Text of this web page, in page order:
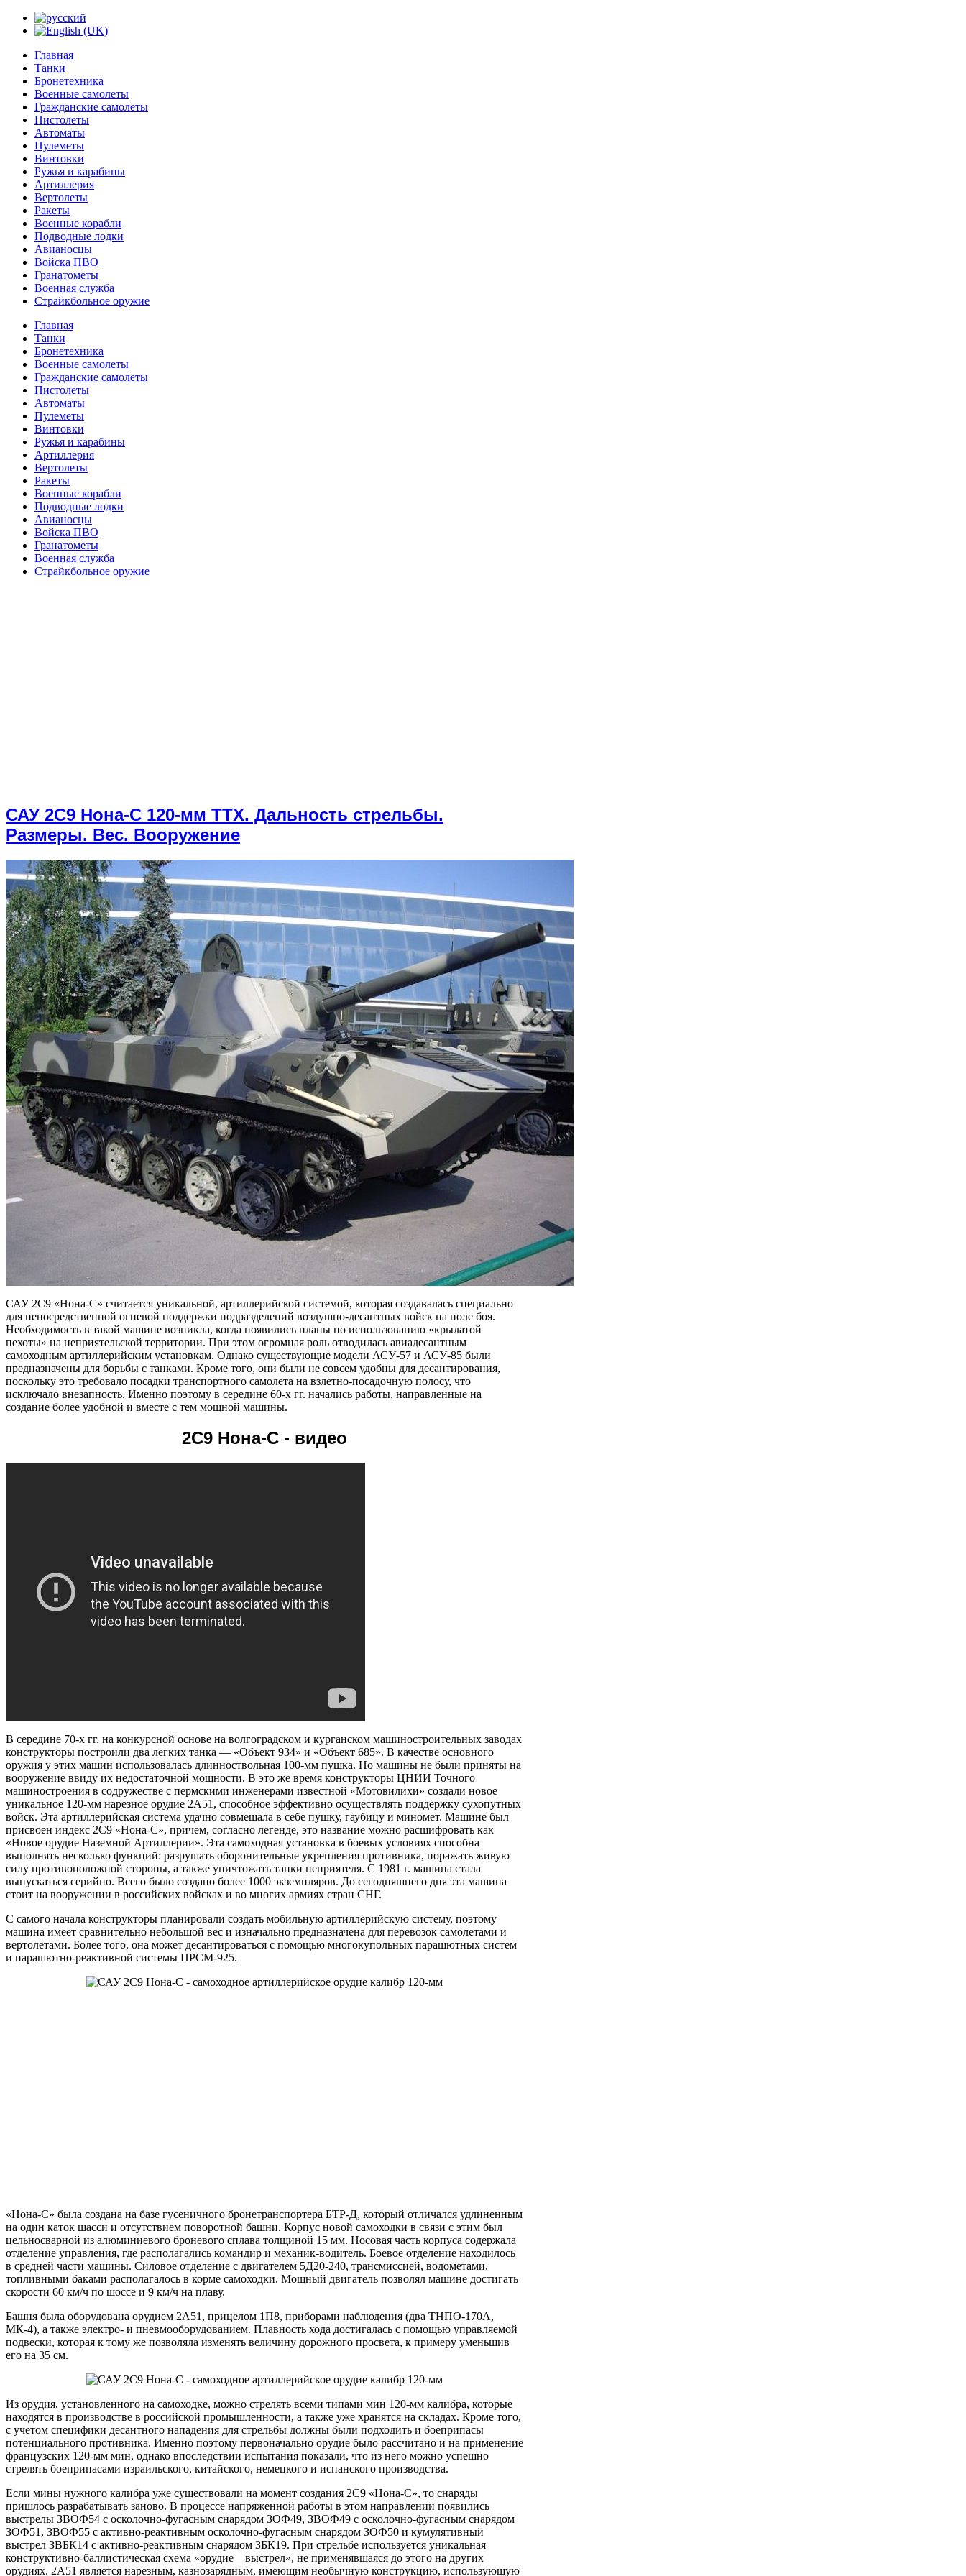
Главная
Танки
Бронетехника
Военные самолеты
Гражданские самолеты
Пистолеты
Автоматы
Пулеметы
Винтовки
Ружья и карабины
Артиллерия
Вертолеты
Ракеты
Военные корабли
Подводные лодки
Авианосцы
Войска ПВО
Гранатометы
Военная служба
Страйкбольное оружие
Главная
Танки
Бронетехника
Военные самолеты
Гражданские самолеты
Пистолеты
Автоматы
Пулеметы
Винтовки
Ружья и карабины
Артиллерия
Вертолеты
Ракеты
Военные корабли
Подводные лодки
Авианосцы
Войска ПВО
Гранатометы
Военная служба
Страйкбольное оружие
САУ 2С9 Нона-С 120-мм ТТХ. Дальность стрельбы.
Размеры. Вес. Вооружение
САУ 2С9 «Нона-С» считается уникальной, артиллерийской системой, которая создавалась специально
для непосредственной огневой поддержки подразделений воздушно-десантных войск на поле боя.
Необходимость в такой машине возникла, когда появились планы по использованию «крылатой
пехоты» на неприятельской территории. При этом огромная роль отводилась авиадесантным
самоходным артиллерийским установкам. Однако существующие модели АСУ-57 и АСУ-85 были
предназначены для борьбы с танками. Кроме того, они были не совсем удобны для десантирования,
поскольку это требовало посадки транспортного самолета на взлетно-посадочную полосу, что
исключало внезапность. Именно поэтому в середине 60-х гг. начались работы, направленные на
создание более удобной и вместе с тем мощной машины.
2С9 Нона-С - видео
В середине 70-х гг. на конкурсной основе на волгоградском и курганском машиностроительных заводах
конструкторы построили два легких танка — «Объект 934» и «Объект 685». В качестве основного
оружия у этих машин использовалась длинноствольная 100-мм пушка. Но машины не были приняты на
вооружение ввиду их недостаточной мощности. В это же время конструкторы ЦНИИ Точного
машиностроения в содружестве с пермскими инженерами известной «Мотовилихи» создали новое
уникальное 120-мм нарезное орудие 2А51, способное эффективно осуществлять поддержку сухопутных
войск. Эта артиллерийская система удачно совмещала в себе пушку, гаубицу и миномет. Машине был
присвоен индекс 2С9 «Нона-С», причем, согласно легенде, это название можно расшифровать как
«Новое орудие Наземной Артиллерии». Эта самоходная установка в боевых условиях способна
выполнять несколько функций: разрушать оборонительные укрепления противника, поражать живую
силу противоположной стороны, а также уничтожать танки неприятеля. С 1981 г. машина стала
выпускаться серийно. Всего было создано более 1000 экземпляров. До сегодняшнего дня эта машина
стоит на вооружении в российских войсках и во многих армиях стран СНГ.
С самого начала конструкторы планировали создать мобильную артиллерийскую систему, поэтому
машина имеет сравнительно небольшой вес и изначально предназначена для перевозок самолетами и
вертолетами. Более того, она может десантироваться с помощью многокупольных парашютных систем
и парашютно-реактивной системы ПРСМ-925.
«Нона-С» была создана на базе гусеничного бронетранспортера БТР-Д, который отличался удлиненным
на один каток шасси и отсутствием поворотной башни. Корпус новой самоходки в связи с этим был
цельносварной из алюминиевого броневого сплава толщиной 15 мм. Носовая часть корпуса содержала
отделение управления, где располагались командир и механик-водитель. Боевое отделение находилось
в средней части машины. Силовое отделение с двигателем 5Д20-240, трансмиссией, водометами,
топливными баками располагалось в корме самоходки. Мощный двигатель позволял машине достигать
скорости 60 км/ч по шоссе и 9 км/ч на плаву.
Башня была оборудована орудием 2А51, прицелом 1П8, приборами наблюдения (два ТНПО-170А,
МК-4), а также электро- и пневмооборудованием. Плавность хода достигалась с помощью управляемой
подвески, которая к тому же позволяла изменять величину дорожного просвета, к примеру уменьшив
его на 35 см.
Из орудия, установленного на самоходке, можно стрелять всеми типами мин 120-мм калибра, которые
находятся в производстве в российской промышленности, а также уже хранятся на складах. Кроме того,
с учетом специфики десантного нападения для стрельбы должны были подходить и боеприпасы
потенциального противника. Именно поэтому первоначально орудие было рассчитано и на применение
французских 120-мм мин, однако впоследствии испытания показали, что из него можно успешно
стрелять боеприпасами израильского, китайского, немецкого и испанского производства.
Если мины нужного калибра уже существовали на момент создания 2С9 «Нона-С», то снаряды
пришлось разрабатывать заново. В процессе напряженной работы в этом направлении появились
выстрелы ЗВОФ54 с осколочно-фугасным снарядом ЗОФ49, ЗВОФ49 с осколочно-фугасным снарядом
ЗОФ51, ЗВОФ55 с активно-реактивным осколочно-фугасным снарядом ЗОФ50 и кумулятивный
выстрел ЗВБК14 с активно-реактивным снарядом ЗБК19. При стрельбе используется уникальная
конструктивно-баллистическая схема «орудие—выстрел», не применявшаяся до этого на других
орудиях. 2А51 является нарезным, казнозарядным, имеющим необычную конструкцию, использующую